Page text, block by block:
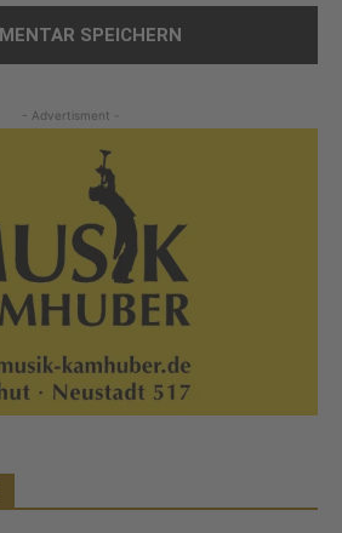
- Advertisment -